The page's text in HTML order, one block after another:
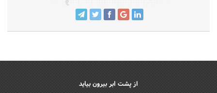
از پشت ابر بیرون بیاید